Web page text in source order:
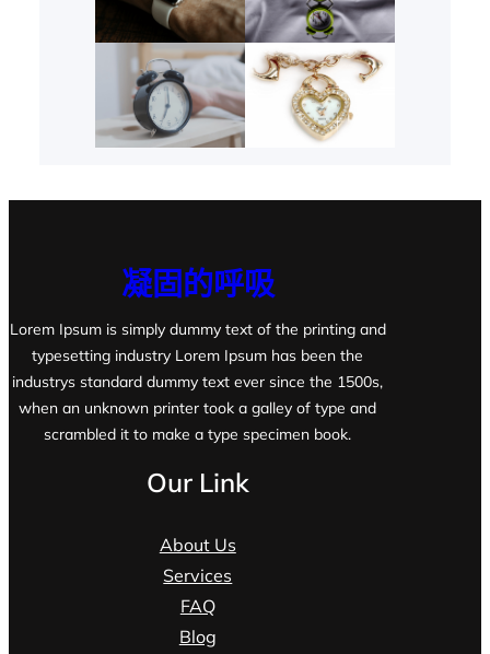
凝固的呼吸
Lorem Ipsum is simply dummy text of the printing and
typesetting industry Lorem Ipsum has been the
industrys standard dummy text ever since the 1500s,
when an unknown printer took a galley of type and
scrambled it to make a type specimen book.
Our Link
About Us
Services
FAQ
Blog